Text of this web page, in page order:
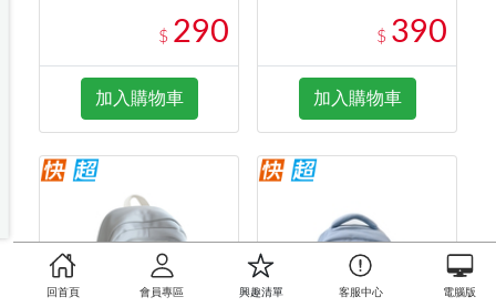
$ 290
加入購物車
$ 390
加入購物車
回首頁 會員專區 興趣清單 客服中心 電腦版